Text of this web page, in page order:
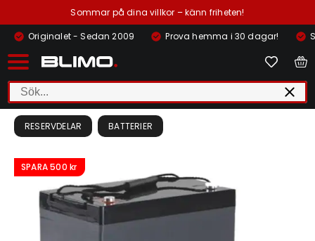
Sommar på dina villkor – känn friheten!
Originalet - Sedan 2009
Prova hemma i 30 dagar!
RESERVDELAR BATTERIER
SPARA500 kr